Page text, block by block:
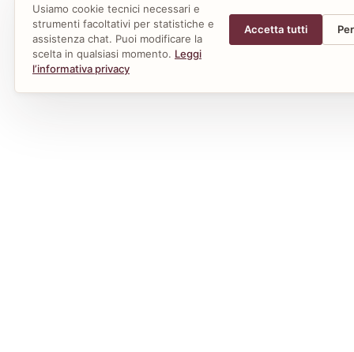
Usiamo cookie tecnici necessari e
strumenti facoltativi per statistiche e
assistenza chat. Puoi modificare la
scelta in qualsiasi momento. Leggi
l’informativa privacy
Accetta tutti